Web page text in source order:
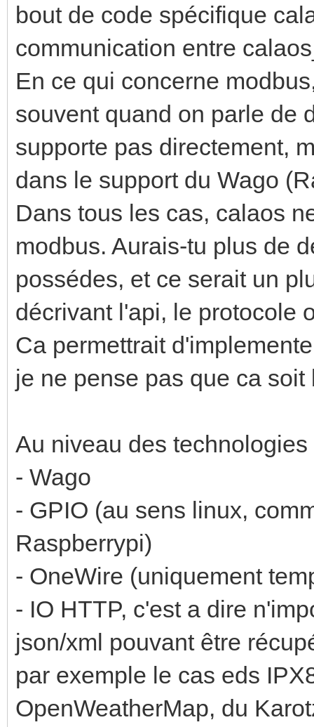
bout de code spécifique
communication entre
En ce qui concerne
souvent quand on parle de
supporte pas directement,
dans le support du Wago
Dans tous les cas, calaos
modbus. Aurais-tu plus de
possédes, et ce serait un
décrivant l'api, le protocole
Ca permettrait
je ne pense pas que ca
Au niveau des
- Wago
- GPIO (au sens linux,
Raspberrypi)
- OneWire (uniquement
- IO HTTP, c'est a dire
json/xml pouvant être
par exemple le cas eds
OpenWeatherMap, du